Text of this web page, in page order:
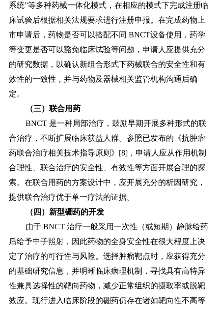
系统”等多种药械一体化模式，在相应的模式下完成注册临
床试验后根据相关法规要求进行注册申报。在完成药物上
市申请后，药物是否可以搭配不同 BNCT设备使用，药学
等变更是否可以豁免临床试验等问题，申请人应提供充分
的研究数据，以确认新组合形式下药械联合的安全性和有
效性的一致性，并与药物及器械相关监管机构沟通后确
定。
（三）联合用药
BNCT 是一种局部治疗，鼓励早期开展多种形式的联
合治疗，不断扩展临床获益人群。参照已发布的《抗肿瘤
药联合治疗相关技术指导原则》[8]，申请人应从作用机制
合理性、联合治疗的安全性、有效性等方面开展合理的探
索。在联合用药的方案设计中，应开展充分的析因研究，
提供联合治疗优于单一疗法的证据。
（四）新型硼药的开发
由于 BNCT 治疗一般采用一次性（或短期）静脉给药
后给予中子照射，因此药物的全身安全性在很大程度上决
定了治疗的可行性与风险。选择肿瘤靶点时，应获得充分
的基础研究信息，并明晰临床病理机制，寻找具有高特异
性兼具选择性的靶向药物，减少正常组织的摄取率或脱靶
效应。现行进入临床阶段的硼药仍存在诸如靶向性不高等